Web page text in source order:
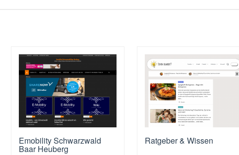
Emobility Schwarzwald
Baar Heuberg
Ratgeber & Wissen